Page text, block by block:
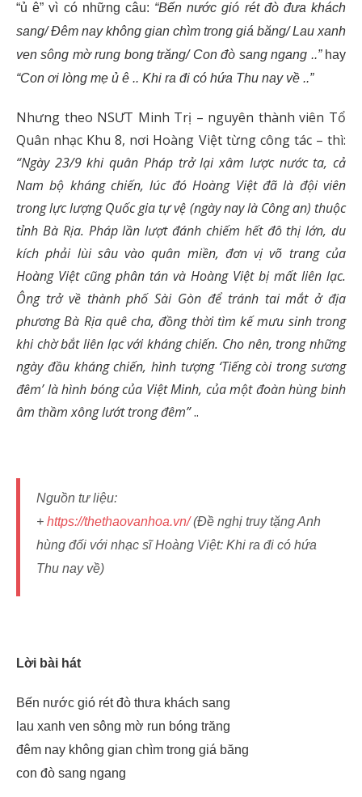
“ủ ê” vì có những câu: “Bến nước gió rét đò đưa khách
sang/ Đêm nay không gian chìm trong giá băng/ Lau xanh
ven sông mờ rung bong trăng/ Con đò sang ngang ..”hay
“Con ơi lòng mẹ ủ ê .. Khi ra đi có hứa Thu nay về ..”
Nhưng theo NSƯT Minh Trị – nguyên thành viên Tổ
Quân nhạc Khu 8, nơi Hoàng Việt từng công tác – thì:
“Ngày 23/9 khi quân Pháp trở lại xâm lược nước ta, cả
Nam bộ kháng chiến, lúc đó Hoàng Việt đã là đội viên
trong lực lượng Quốc gia tự vệ (ngày nay là Công an) thuộc
tỉnh Bà Rịa. Pháp lần lượt đánh chiếm hết đô thị lớn, du
kích phải lùi sâu vào quân miền, đơn vị võ trang của
Hoàng Việt cũng phân tán và Hoàng Việt bị mất liên lạc.
Ông trở về thành phố Sài Gòn để tránh tai mắt ở địa
phương Bà Rịa quê cha, đồng thời tìm kế mưu sinh trong
khi chờ bắt liên lạc với kháng chiến. Cho nên, trong những
ngày đầu kháng chiến, hình tượng ‘Tiếng còi trong sương
đêm’ là hình bóng của Việt Minh, của một đoàn hùng binh
âm thầm xông lướt trong đêm”..
Nguồn tư liệu:
+ https://thethaovanhoa.vn/(Đề nghị truy tặng Anh
hùng đối với nhạc sĩ Hoàng Việt: Khi ra đi có hứa
Thu nay về)
Lời bài hát
Bến nước gió rét đò thưa khách sang
lau xanh ven sông mờ run bóng trăng
đêm nay không gian chìm trong giá băng
con đò sang ngang